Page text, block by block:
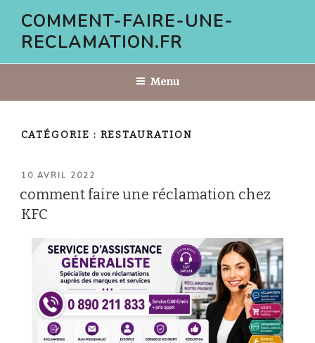
contenu
COMMENT-FAIRE-UNE-
RECLAMATION.FR
Menu
CATÉGORIE : RESTAURATION
PUBLIÉ
10 AVRIL 2022
comment faire une réclamation chez
KFC